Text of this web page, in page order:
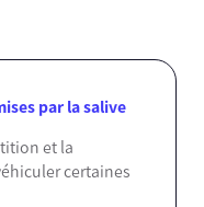
par la salive
et la
certaines